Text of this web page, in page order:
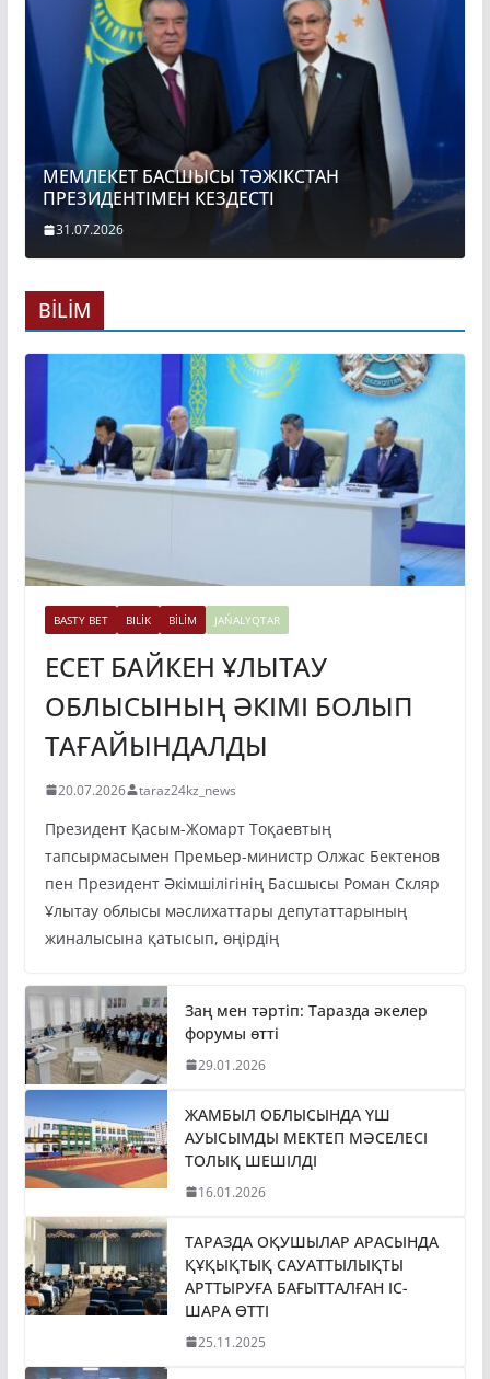
МЕМЛЕКЕТ БАСШЫСЫ ТӘЖІКСТАН
ПРЕЗИДЕНТІМЕН КЕЗДЕСТІ
31.07.2026
BİLİM
BASTY BET BILİK BİLİM JAŃALYQTAR
ЕСЕТ БАЙКЕН ҰЛЫТАУ
ОБЛЫСЫНЫҢ ӘКІМІ БОЛЫП
ТАҒАЙЫНДАЛДЫ
тапсырмасымен Премьер-министр Олжас Бектенов
пен Президент Әкімшілігінің Басшысы Роман Скляр
Ұлытау облысы мәслихаттары депутаттарының
жиналысына қатысып, өңірдің
форумы өтті
АУЫСЫМДЫ МЕКТЕП МӘСЕЛЕСІ
ТОЛЫҚ ШЕШІЛДІ
ҚҰҚЫҚТЫҚ САУАТТЫЛЫҚТЫ
АРТТЫРУҒА БАҒЫТТАЛҒАН ІС-
ШАРА ӨТТІ